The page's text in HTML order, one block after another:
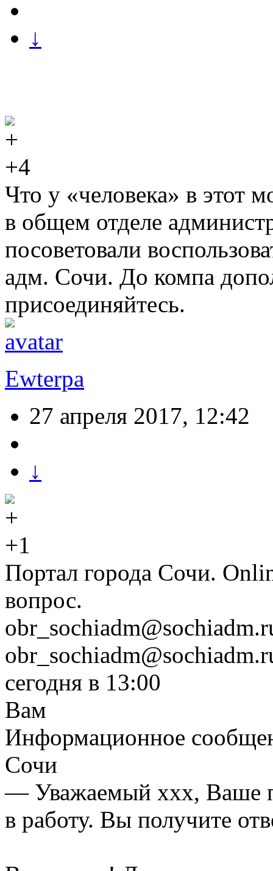
↓
+4
Что у «человека» в этот
в общем отделе
посоветовали
адм. Сочи. До компа
присоединяйтесь.
Ewterpa
27 апреля 2017, 12:42
↓
+1
Портал города Сочи.
вопрос.
сегодня в 13:00
Вам
Информационное
Сочи
— Уважаемый ххх, Ваше
в работу. Вы получите